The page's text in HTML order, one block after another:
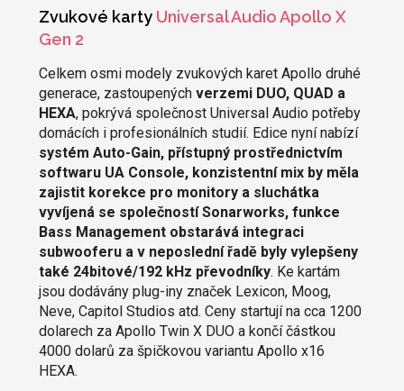
Zvukové karty Universal Audio Apollo X
Gen 2
Celkem osmi modely zvukových karet Apollo druhé
generace, zastoupených verzemi DUO, QUAD a
HEXA, pokrývá společnost Universal Audio potřeby
domácích i profesionálních studií. Edice nyní nabízí
systém Auto-Gain, přístupný prostřednictvím
softwaru UA Console, konzistentní mix by měla
zajistit korekce pro monitory a sluchátka
vyvíjená se společností Sonarworks, funkce
Bass Management obstarává integraci
subwooferu a v neposlední řadě byly vylepšeny
také 24bitové/192 kHz převodníky. Ke kartám
jsou dodávány plug-iny značek Lexicon, Moog,
Neve, Capitol Studios atd. Ceny startují na cca 1200
dolarech za Apollo Twin X DUO a končí částkou
4000 dolarů za špičkovou variantu Apollo x16
HEXA.